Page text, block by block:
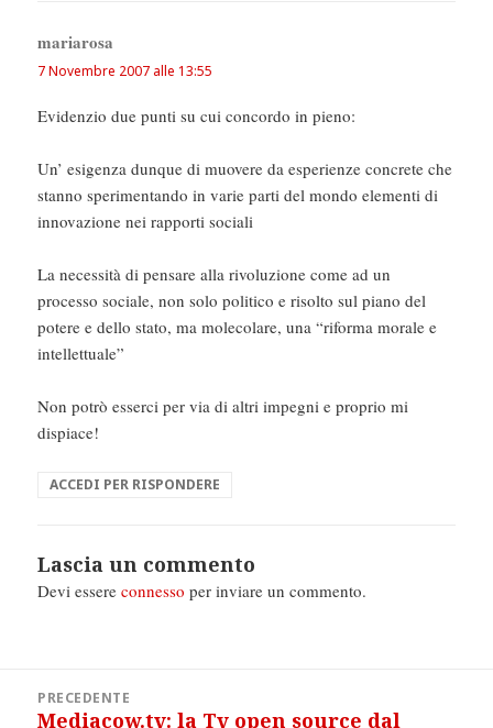
mariarosa
detto:
7 Novembre 2007 alle 13:55
Evidenzio due punti su cui concordo in pieno:
Un’ esigenza dunque di muovere da esperienze concrete che
stanno sperimentando in varie parti del mondo elementi di
innovazione nei rapporti sociali
La necessità di pensare alla rivoluzione come ad un
processo sociale, non solo politico e risolto sul piano del
potere e dello stato, ma molecolare, una “riforma morale e
intellettuale”
Non potrò esserci per via di altri impegni e proprio mi
dispiace!
ACCEDI PER RISPONDERE
Lascia un commento
Devi essereconnesso per inviare un commento.
articoliPRECEDENTE
Articolo
Mediacow.tv: la Tv open source dal